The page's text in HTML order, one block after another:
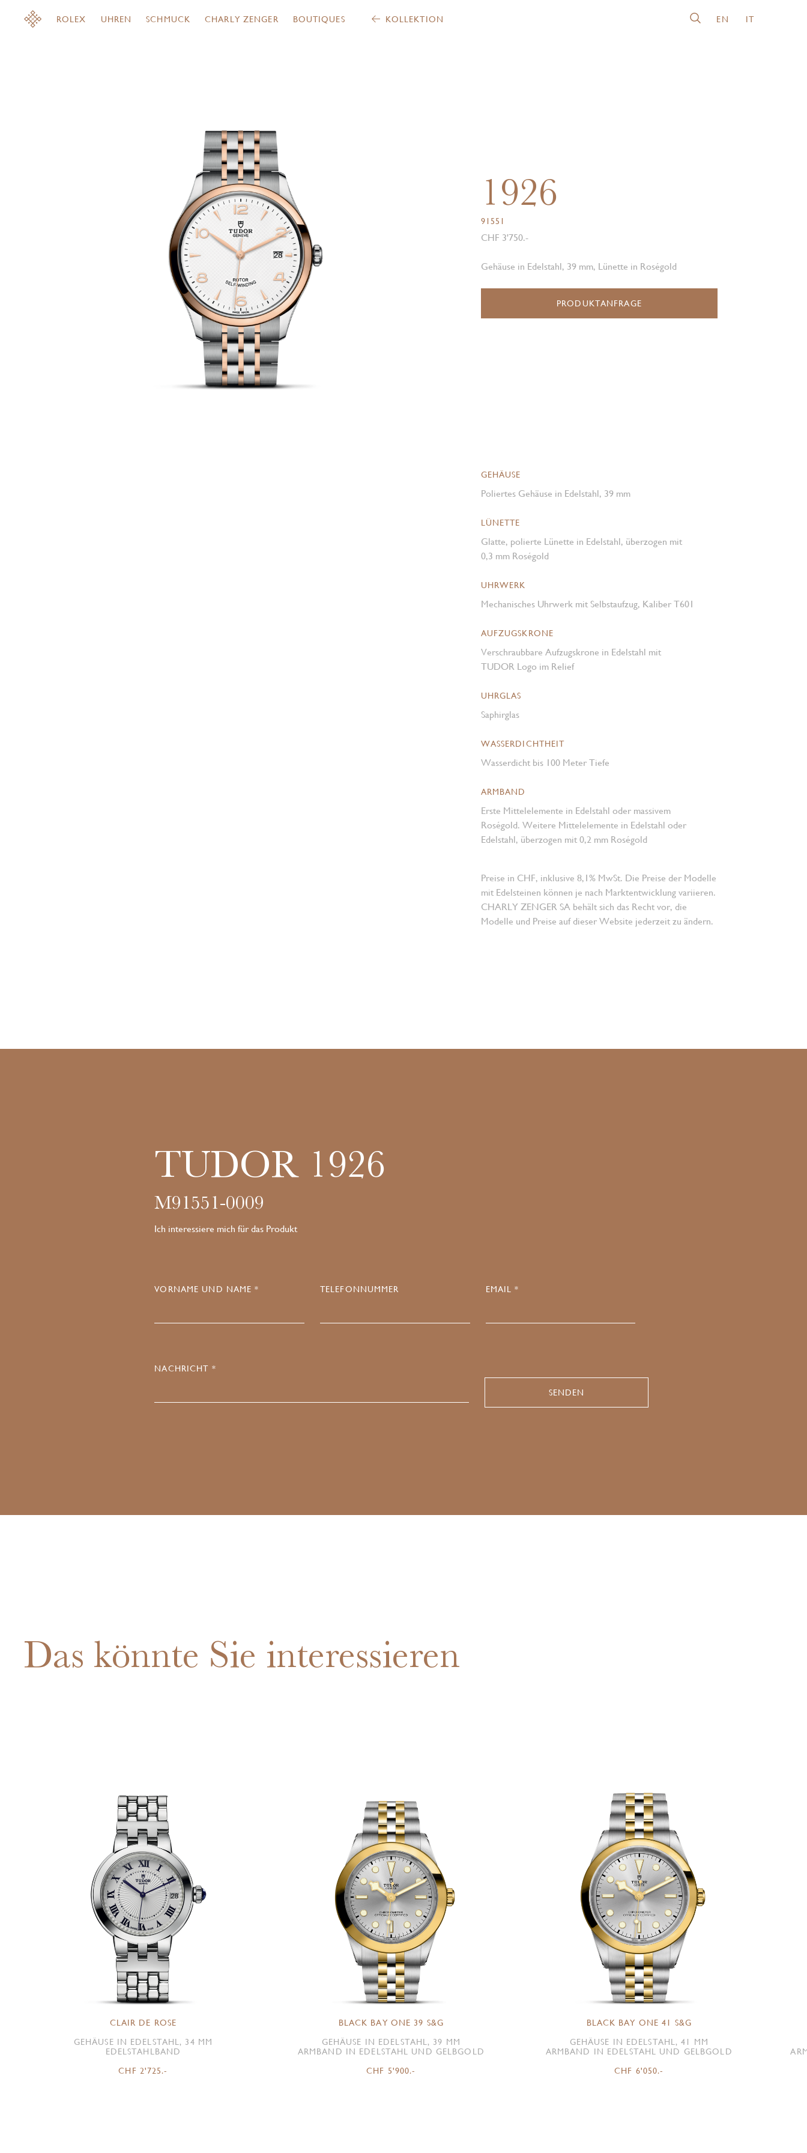
ROLEX UHREN SCHMUCK CHARLY ZENGER BOUTIQUES KOLLEKTION EN IT
1926
91551
CHF 3'750.-
Gehäuse in Edelstahl, 39 mm, Lünette in Roségold
PRODUKTANFRAGE
GEHÄUSE
Poliertes Gehäuse in Edelstahl, 39 mm
LÜNETTE
Glatte, polierte Lünette in Edelstahl, überzogen mit
0,3 mm Roségold
UHRWERK
Mechanisches Uhrwerk mit Selbstaufzug, Kaliber T601
AUFZUGSKRONE
Verschraubbare Aufzugskrone in Edelstahl mit
TUDOR Logo im Relief
UHRGLAS
Saphirglas
WASSERDICHTHEIT
Wasserdicht bis 100 Meter Tiefe
ARMBAND
Erste Mittelelemente in Edelstahl oder massivem
Roségold. Weitere Mittelelemente in Edelstahl oder
Edelstahl, überzogen mit 0,2 mm Roségold
Preise in CHF, inklusive 8,1% MwSt. Die Preise der Modelle
mit Edelsteinen können je nach Marktentwicklung variieren.
CHARLY ZENGER SA behält sich das Recht vor, die
Modelle und Preise auf dieser Website jederzeit zu ändern.
TUDOR 1926
M91551-0009
Ich interessiere mich für das Produkt
VORNAME UND NAME * TELEFONNUMMER EMAIL *
NACHRICHT *
Das könnte Sie interessieren
CLAIR DE ROSE
GEHÄUSE IN EDELSTAHL, 34 MM
EDELSTAHLBAND
CHF 2'725.-
BLACK BAY ONE 39 S&G
GEHÄUSE IN EDELSTAHL, 39 MM
ARMBAND IN EDELSTAHL UND GELBGOLD
CHF 5'900.-
BLACK BAY ONE 41 S&G
GEHÄUSE IN EDELSTAHL, 41 MM
ARMBAND IN EDELSTAHL UND GELBGOLD
CHF 6'050.-